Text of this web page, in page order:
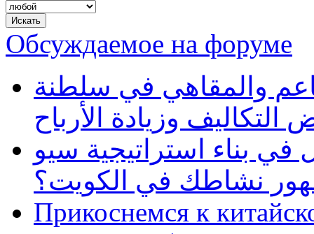
Обсуждаемое на форуме
والمقاهي في سلطنة
وزيادة الأرباح
بناء استراتيجية سيو
نشاطك في الكويت؟
Прикоснемся к